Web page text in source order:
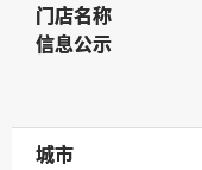
门店名称
门店名称
信息公示
信息公示
城市
城市